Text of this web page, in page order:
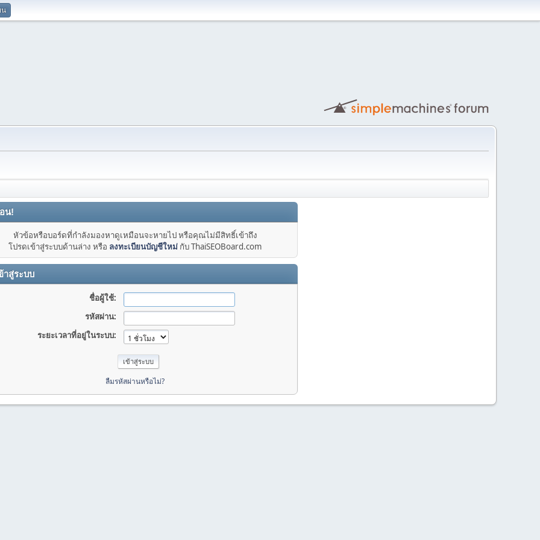
น
น!
หัวข้อหรือบอร์ดที่กำลังมองหาดูเหมือนจะหายไป หรือคุณไม่มีสิทธิ์เข้าถึง
โปรดเข้าสู่ระบบด้านล่าง หรือ ลงทะเบียนบัญชีใหม่ กับ ThaiSEOBoard.com
าสู่ระบบ
ชื่อผู้ใช้:
รหัสผ่าน:
ระยะเวลาที่อยู่ในระบบ:
ลืมรหัสผ่านหรือไม่?